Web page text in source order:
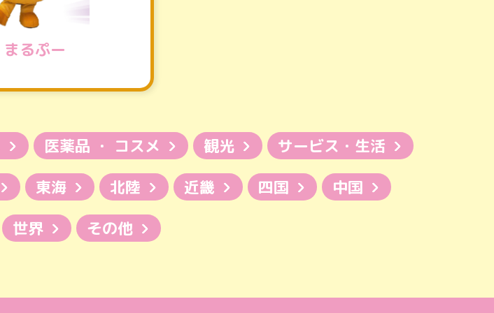
まるぷー
医薬品 ・ コスメ 観光
サービス・生活
東海 北陸 近畿 四国
中国
世界 その他